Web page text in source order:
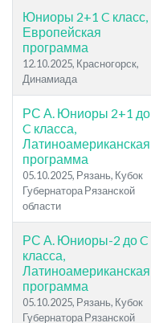
Юниоры 2+1 C класс,
Европейская
программа
12.10.2025, Красногорск,
Динамиада
РС А. Юниоры 2+1 до
C класса,
Латиноамериканская
программа
05.10.2025, Рязань, Кубок
Губернатора Рязанской
области
РС А. Юниоры-2 до C
класса,
Латиноамериканская
программа
05.10.2025, Рязань, Кубок
Губернатора Рязанской